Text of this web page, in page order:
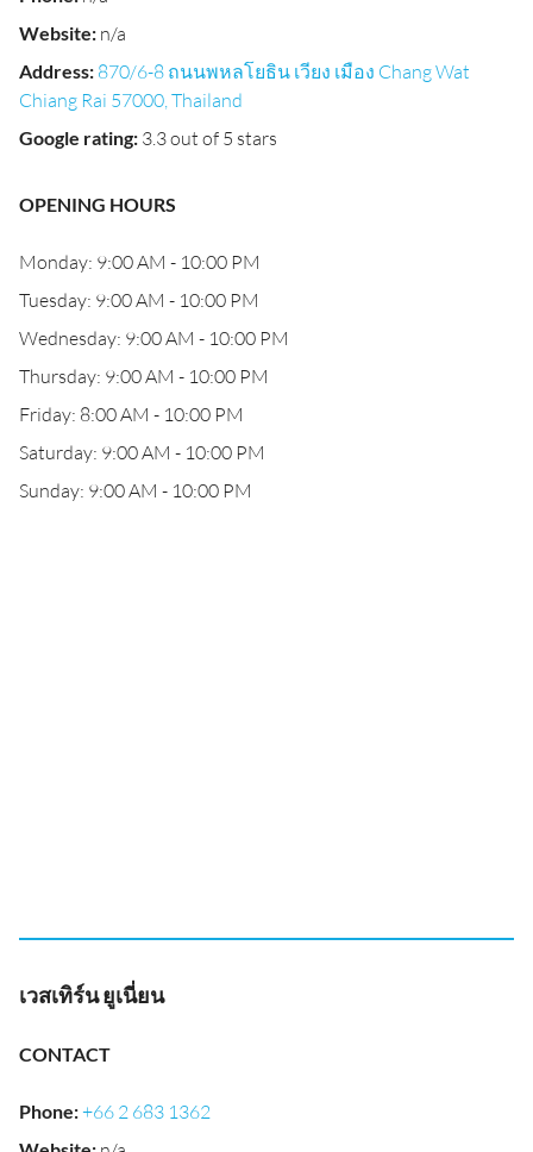
Website: n/a
Address: 870/6-8 ถนนพหลโยธิน เวียง เมือง Chang Wat
Chiang Rai 57000, Thailand
Google rating: 3.3 out of 5 stars
OPENING HOURS
Monday: 9:00 AM - 10:00 PM
Tuesday: 9:00 AM - 10:00 PM
Wednesday: 9:00 AM - 10:00 PM
Thursday: 9:00 AM - 10:00 PM
Friday: 8:00 AM - 10:00 PM
Saturday: 9:00 AM - 10:00 PM
Sunday: 9:00 AM - 10:00 PM
เวสเทิร์น ยูเนี่ยน
CONTACT
Phone:+66 2 683 1362